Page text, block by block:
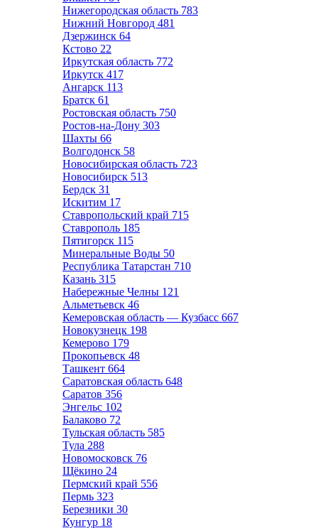
Нижегородская область 783
Нижний Новгород 481
Дзержинск 64
Кстово 22
Иркутская область 772
Иркутск 417
Ангарск 113
Братск 61
Ростовская область 750
Ростов-на-Дону 303
Шахты 66
Волгодонск 58
Новосибирская область 723
Новосибирск 513
Бердск 31
Искитим 17
Ставропольский край 715
Ставрополь 185
Пятигорск 115
Минеральные Воды 50
Республика Татарстан 710
Казань 315
Набережные Челны 121
Альметьевск 46
Кемеровская область — Кузбасс 667
Новокузнецк 198
Кемерово 179
Прокопьевск 48
Ташкент 664
Саратовская область 648
Саратов 356
Энгельс 102
Балаково 72
Тульская область 585
Тула 288
Новомосковск 76
Щёкино 24
Пермский край 556
Пермь 323
Березники 30
Кунгур 18